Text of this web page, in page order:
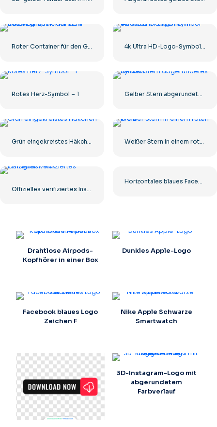
Roter Container für den Gütertransport auf dem Seeweg 4k Ultra HD-Logo-Symbol schwarz monochrom
Rotes Herz-Symbol – 1 Gelber Stern abgerundetes Symbol
Grün eingekreistes Häkchen Weißer Stern in einem roten Kreis
Offizielles verifiziertes Instagram-Tick
Horizontales blaues Facebook-Logo
Drahtlose Airpods-
Kopfhörer in einer Box
Dunkles Apple-Logo
Facebook blaues Logo
Zeichen F
Nike Apple Schwarze
Smartwatch
3D-Instagram-Logo mit
abgerundetem
Farbverlauf